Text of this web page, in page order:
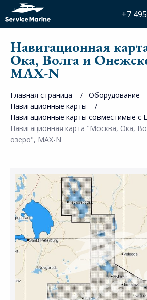
+7
Навигационная
Ока, Волга и
MAX-N
Главная страница Оборудование
Навигационные карты
Навигационные карты совместимые с
Навигационная карта "Москва, Ока,
озеро", MAX-N